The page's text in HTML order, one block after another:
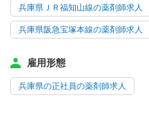
兵庫県ＪＲ福知山線の薬剤師求人
兵庫県阪急宝塚本線の薬剤師求人
雇用形態
兵庫県の正社員の薬剤師求人